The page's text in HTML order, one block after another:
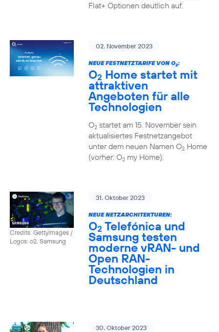
Flat+ Optionen deutlich auf.
02. November 2023
NEUE FESTNETZTARIFE VON O2:
O2 Home startet mit
attraktiven
Angeboten für alle
Technologien
O2startet am 15. November sein
aktualisiertes Festnetzangebot
unter dem neuen Namen O2Home
(vorher: O2my Home).
Credits: Gettyimages /
Logos: o2, Samsung
31. Oktober 2023
NEUE NETZARCHITEKTUREN:
O2 Telefónica und
Samsung testen
moderne vRAN- und
Open RAN-
Technologien in
Deutschland
30. Oktober 2023